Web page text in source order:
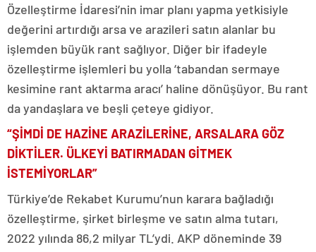
Özelleştirme İdaresi’nin imar planı yapma yetkisiyle
değerini artırdığı arsa ve arazileri satın alanlar bu
işlemden büyük rant sağlıyor. Diğer bir ifadeyle
özelleştirme işlemleri bu yolla ‘tabandan sermaye
kesimine rant aktarma aracı’ haline dönüşüyor. Bu rant
da yandaşlara ve beşli çeteye gidiyor.
“ŞİMDİ DE HAZİNE ARAZİLERİNE, ARSALARA GÖZ
DİKTİLER. ÜLKEYİ BATIRMADAN GİTMEK
İSTEMİYORLAR”
Türkiye’de Rekabet Kurumu’nun karara bağladığı
özelleştirme, şirket birleşme ve satın alma tutarı,
2022 yılında 86,2 milyar TL’ydi. AKP döneminde 39